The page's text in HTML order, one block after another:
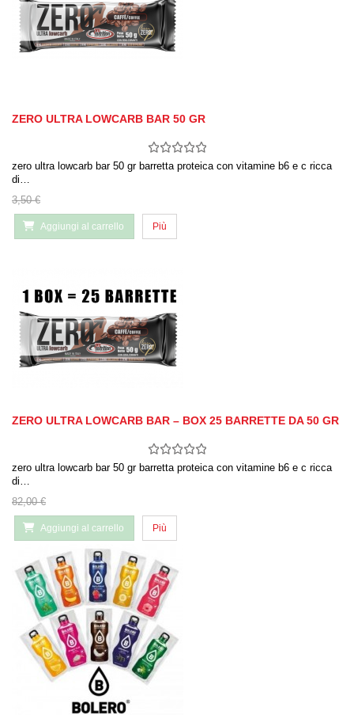
ZERO ULTRA LOWCARB BAR 50 GR
zero ultra lowcarb bar 50 gr barretta proteica con vitamine b6 e c ricca
di…
3,50 €
Aggiungi al carrello Più
ZERO ULTRA LOWCARB BAR – BOX 25 BARRETTE DA 50 GR
zero ultra lowcarb bar 50 gr barretta proteica con vitamine b6 e c ricca
di…
82,00 €
Aggiungi al carrello Più